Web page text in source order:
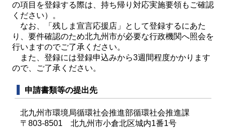
の項目を登録する際は、持ち帰り対応実施要領もご確認
ください）。
なお、「残しま宣言応援店」として登録するにあた
り、要件確認のため北九州市が必要な行政機関へ照会を
行いますのでご了承ください。
また、登録には登録申込みから3週間程度かかります
ので、ご了承ください。
申請書類等の提出先
北九州市環境局循環社会推進部循環社会推進課
〒803-8501 北九州市小倉北区城内1番1号